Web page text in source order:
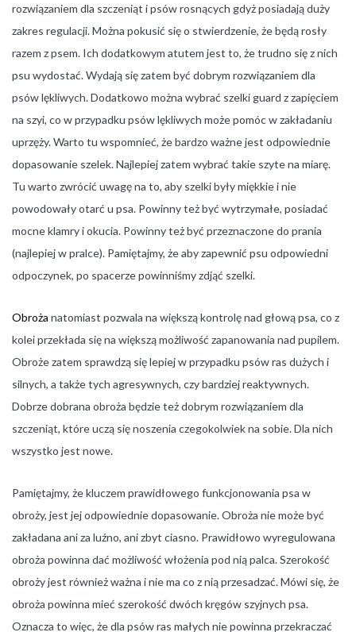
rozwiązaniem dla szczeniąt i psów rosnących gdyż posiadają duży
zakres regulacji. Można pokusić się o stwierdzenie, że będą rosły
razem z psem. Ich dodatkowym atutem jest to, że trudno się z nich
psu wydostać. Wydają się zatem być dobrym rozwiązaniem dla
psów lękliwych. Dodatkowo można wybrać szelki guard z zapięciem
na szyi, co w przypadku psów lękliwych może pomóc w zakładaniu
uprzęży. Warto tu wspomnieć, że bardzo ważne jest odpowiednie
dopasowanie szelek. Najlepiej zatem wybrać takie szyte na miarę.
Tu warto zwrócić uwagę na to, aby szelki były miękkie i nie
powodowały otarć u psa. Powinny też być wytrzymałe, posiadać
mocne klamry i okucia. Powinny też być przeznaczone do prania
(najlepiej w pralce). Pamiętajmy, że aby zapewnić psu odpowiedni
odpoczynek, po spacerze powinniśmy zdjąć szelki.
Obroża natomiast pozwala na większą kontrolę nad głową psa, co z
kolei przekłada się na większą możliwość zapanowania nad pupilem.
Obroże zatem sprawdzą się lepiej w przypadku psów ras dużych i
silnych, a także tych agresywnych, czy bardziej reaktywnych.
Dobrze dobrana obroża będzie też dobrym rozwiązaniem dla
szczeniąt, które uczą się noszenia czegokolwiek na sobie. Dla nich
wszystko jest nowe.
Pamiętajmy, że kluczem prawidłowego funkcjonowania psa w
obroży, jest jej odpowiednie dopasowanie. Obroża nie może być
zakładana ani za luźno, ani zbyt ciasno. Prawidłowo wyregulowana
obroża powinna dać możliwość włożenia pod nią palca. Szerokość
obroży jest również ważna i nie ma co z nią przesadzać. Mówi się, że
obroża powinna mieć szerokość dwóch kręgów szyjnych psa.
Oznacza to więc, że dla psów ras małych nie powinna przekraczać